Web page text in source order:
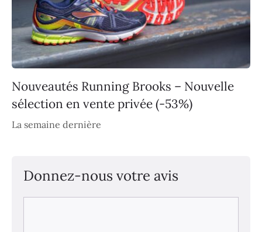
Nouveautés Running Brooks – Nouvelle
sélection en vente privée (-53%)
La semaine dernière
Donnez-nous votre avis